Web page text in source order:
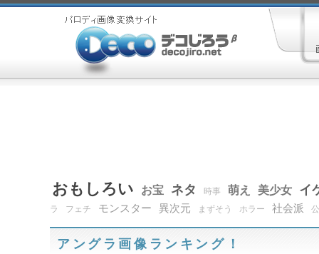
おもしろい お宝 ネタ 時事 萌え 美少女 イ
ラ フェチ モンスター 異次元 まずそう ホラー 社会派
アングラ画像ランキング！